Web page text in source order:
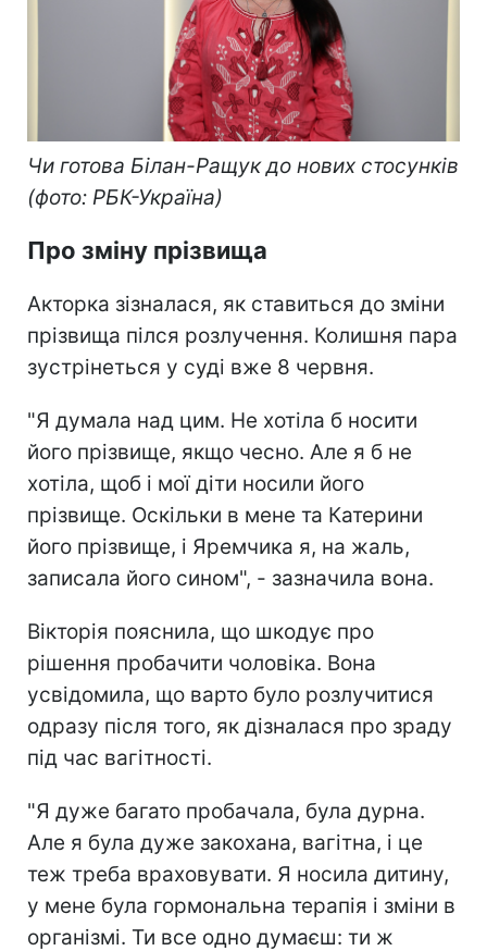
Чи готова Білан-Ращук до нових стосунків
(фото: РБК-Україна)
Про зміну прізвища
Акторка зізналася, як ставиться до зміни
прізвища пілся розлучення. Колишня пара
зустрінеться у суді вже 8 червня.
"Я думала над цим. Не хотіла б носити
його прізвище, якщо чесно. Але я б не
хотіла, щоб і мої діти носили його
прізвище. Оскільки в мене та Катерини
його прізвище, і Яремчика я, на жаль,
записала його сином", - зазначила вона.
Вікторія пояснила, що шкодує про
рішення пробачити чоловіка. Вона
усвідомила, що варто було розлучитися
одразу після того, як дізналася про зраду
під час вагітності.
"Я дуже багато пробачала, була дурна.
Але я була дуже закохана, вагітна, і це
теж треба враховувати. Я носила дитину,
у мене була гормональна терапія і зміни в
організмі. Ти все одно думаєш: ти ж